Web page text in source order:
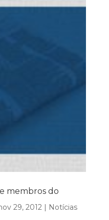
membros do
29, 2012| Notícias